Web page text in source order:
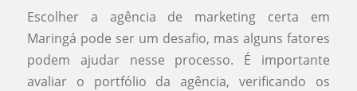
Escolher a agência de marketing certa em
Maringá pode ser um desafio, mas alguns fatores
podem ajudar nesse processo. É importante
avaliar o portfólio da agência, verificando os